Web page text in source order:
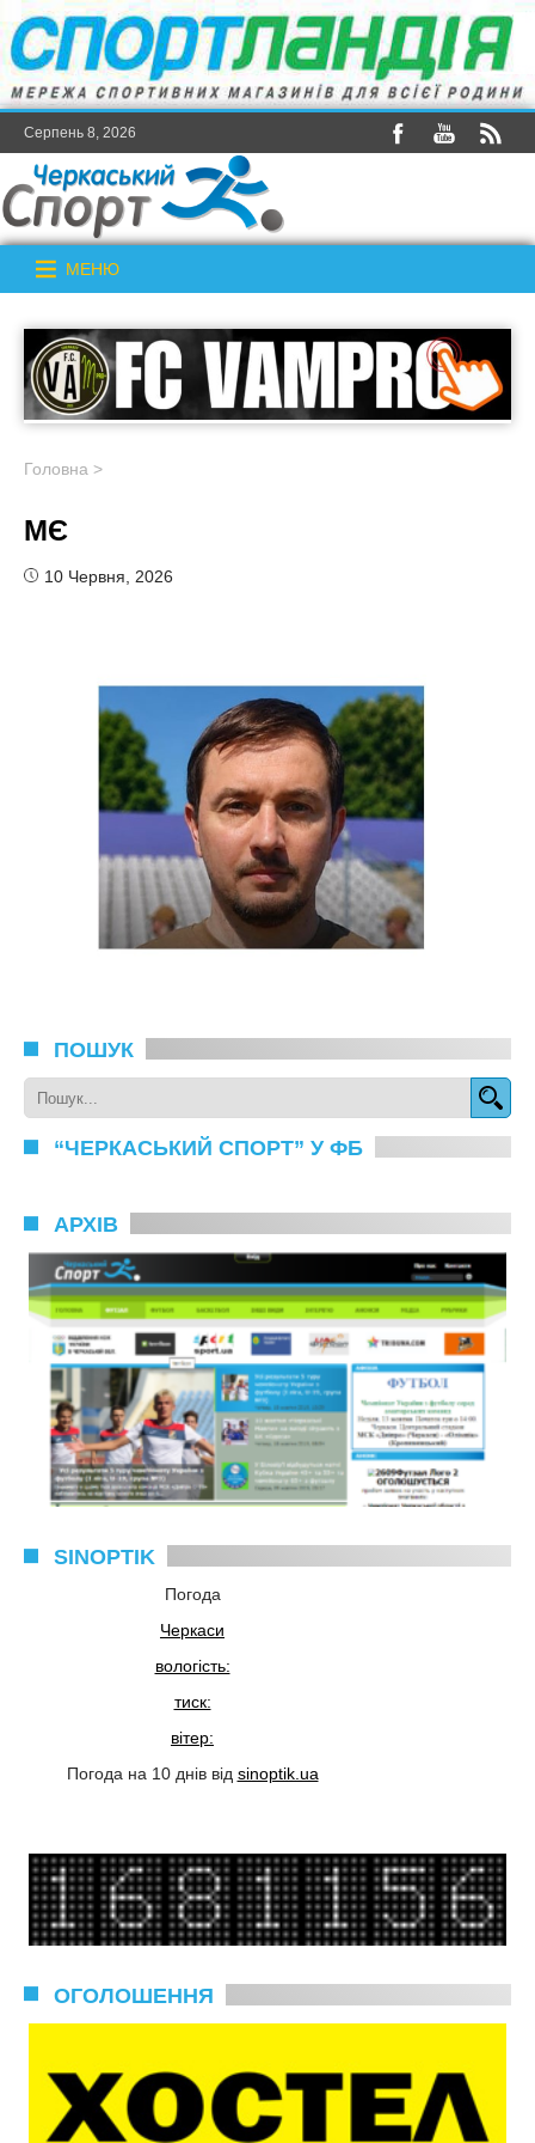
Серпень 8, 2026
МЕНЮ
Головна >
МЄ
10 Червня, 2026
ПОШУК
“ЧЕРКАСЬКИЙ СПОРТ” У ФБ
АРХІВ
SINOPTIK
Погода
Черкаси
вологість:
тиск:
вітер:
Погода на 10 днів від sinoptik.ua
ОГОЛОШЕННЯ